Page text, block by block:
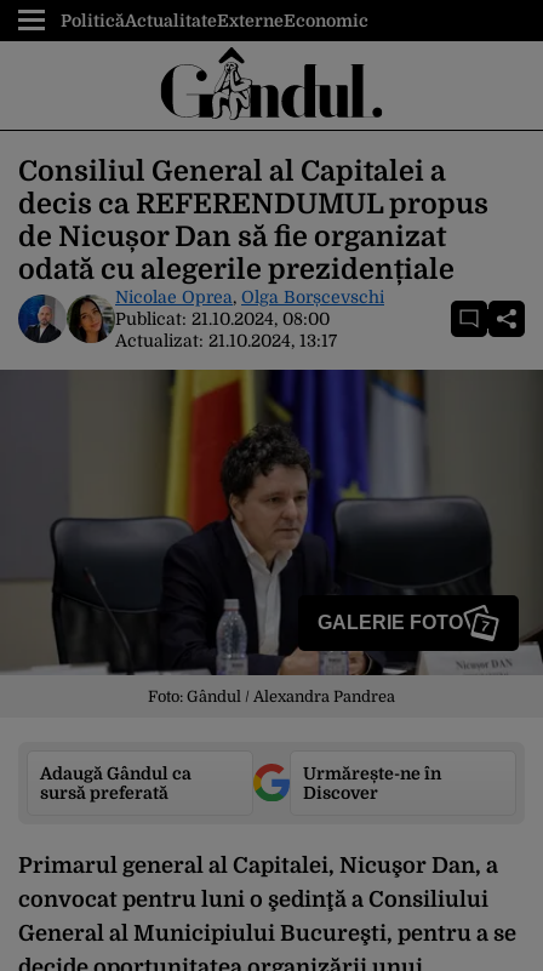
PoliticăActualitateExterneEconomic
Consiliul General al Capitalei a
decis ca REFERENDUMUL propus
de Nicușor Dan să fie organizat
odată cu alegerile prezidențiale
Nicolae Oprea, Olga Borșcevschi
Publicat: 21.10.2024, 08:00
Actualizat: 21.10.2024, 13:17
GALERIE FOTO 7
Foto: Gândul / Alexandra Pandrea
Adaugă Gândul ca
sursă preferată
Urmărește-ne în
Discover
Primarul general al Capitalei, Nicuşor Dan, a
convocat pentru luni o şedinţă a Consiliului
General al Municipiului Bucureşti, pentru a se